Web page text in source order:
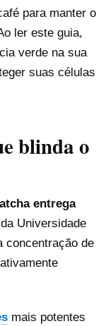
para manter o
ler este guia,
verde na sua
suas células
blinda o
entrega
Universidade
concentração de
mais potentes